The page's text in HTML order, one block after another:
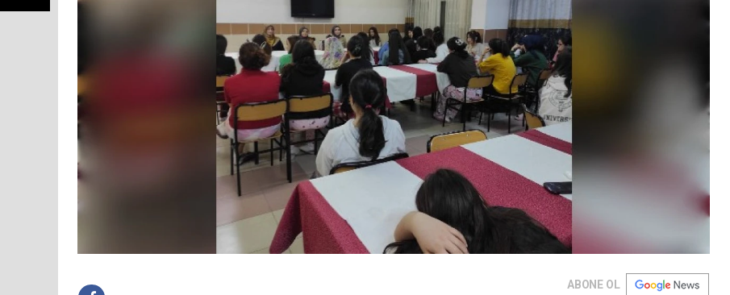
ABONE OL